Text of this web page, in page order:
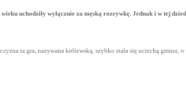
uchodziły wyłącznie za męską rozrywkę. Jednak i w tej
ta gra, nazywana królewską, szybko stała się uciechą gminu,